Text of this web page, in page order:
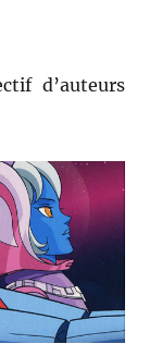
d’auteurs